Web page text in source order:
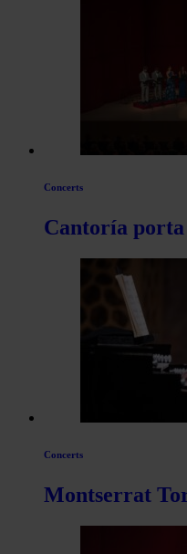
Concerts
Cantoría
Concerts
Montserrat